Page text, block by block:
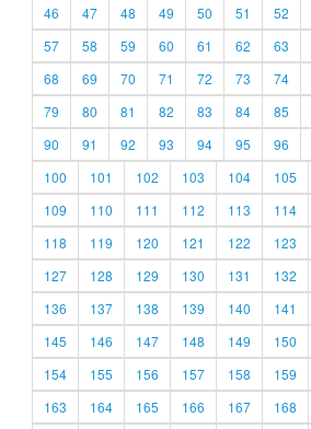
46
47 48 49 50 51 52
57
58 59 60 61 62 63
68
69 70 71 72 73 74
79
80 81 82 83 84 85
90
91 92 93 94 95 96
100
101 102 103 104 105
109
110 111 112 113 114
118
119 120 121 122 123
127
128 129 130 131 132
136
137 138 139 140 141
145
146 147 148 149 150
154
155 156 157 158 159
163
164 165 166 167 168